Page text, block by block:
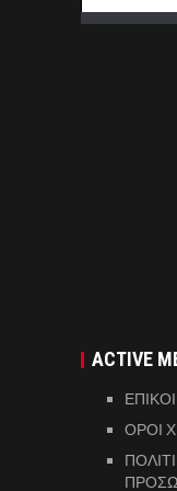
ACTIVE
ΟΡΟΙ